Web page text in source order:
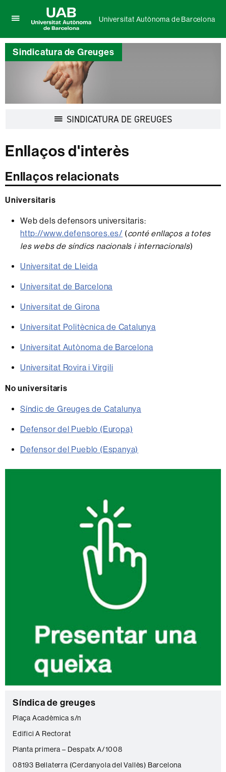
per
desplegar
el
Universitat
de
Universitat
Autònoma
de
Barcelona
Universitat Autònoma de Barcelona
Sindicatura de Greuges
SINDICATURA DE GREUGESDesplegar
Enllaços d'interès
Enllaços relacionats
Universitaris
Web dels defensors universitaris:
http://www.defensores.es/ (conté enllaços a totes
les webs de síndics nacionals i internacionals)
Universitat de Lleida
Universitat de Barcelona
Universitat de Girona
Universitat Politècnica de Catalunya
Universitat Autònoma de Barcelona
Universitat Rovira i Virgili
No universitaris
Síndic de Greuges de Catalunya
Defensor del Pueblo (Europa)
Defensor del Pueblo (Espanya)
Informació
C
o
n
t
a
Síndica de greuges
Plaça Acadèmica s/n
Edifici A Rectorat
Planta primera – Despatx A/1008
08193 Bellaterra (Cerdanyola del Vallès) Barcelona